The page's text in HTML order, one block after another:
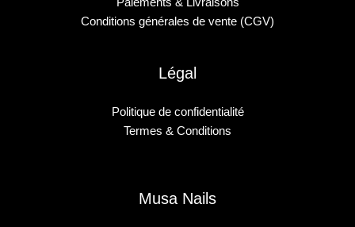
Conditions générales de vente (CGV)
Légal
Politique de confidentialité
Termes & Conditions
Musa Nails